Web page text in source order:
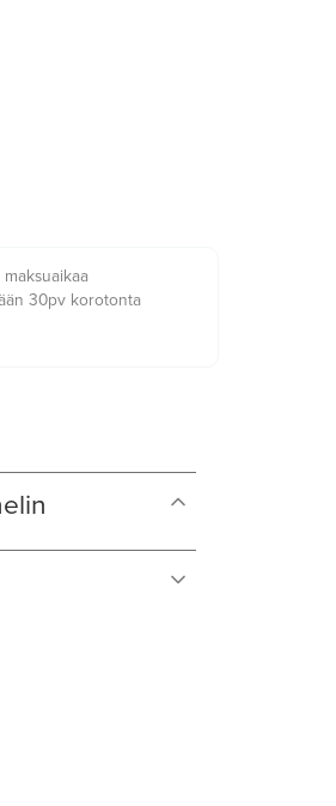
30pv korotonta